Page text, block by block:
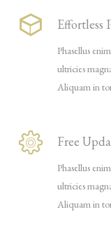
Effortless
Phasellus
ultricies
Aliquam in
Free
Phasellus
ultricies
Aliquam in